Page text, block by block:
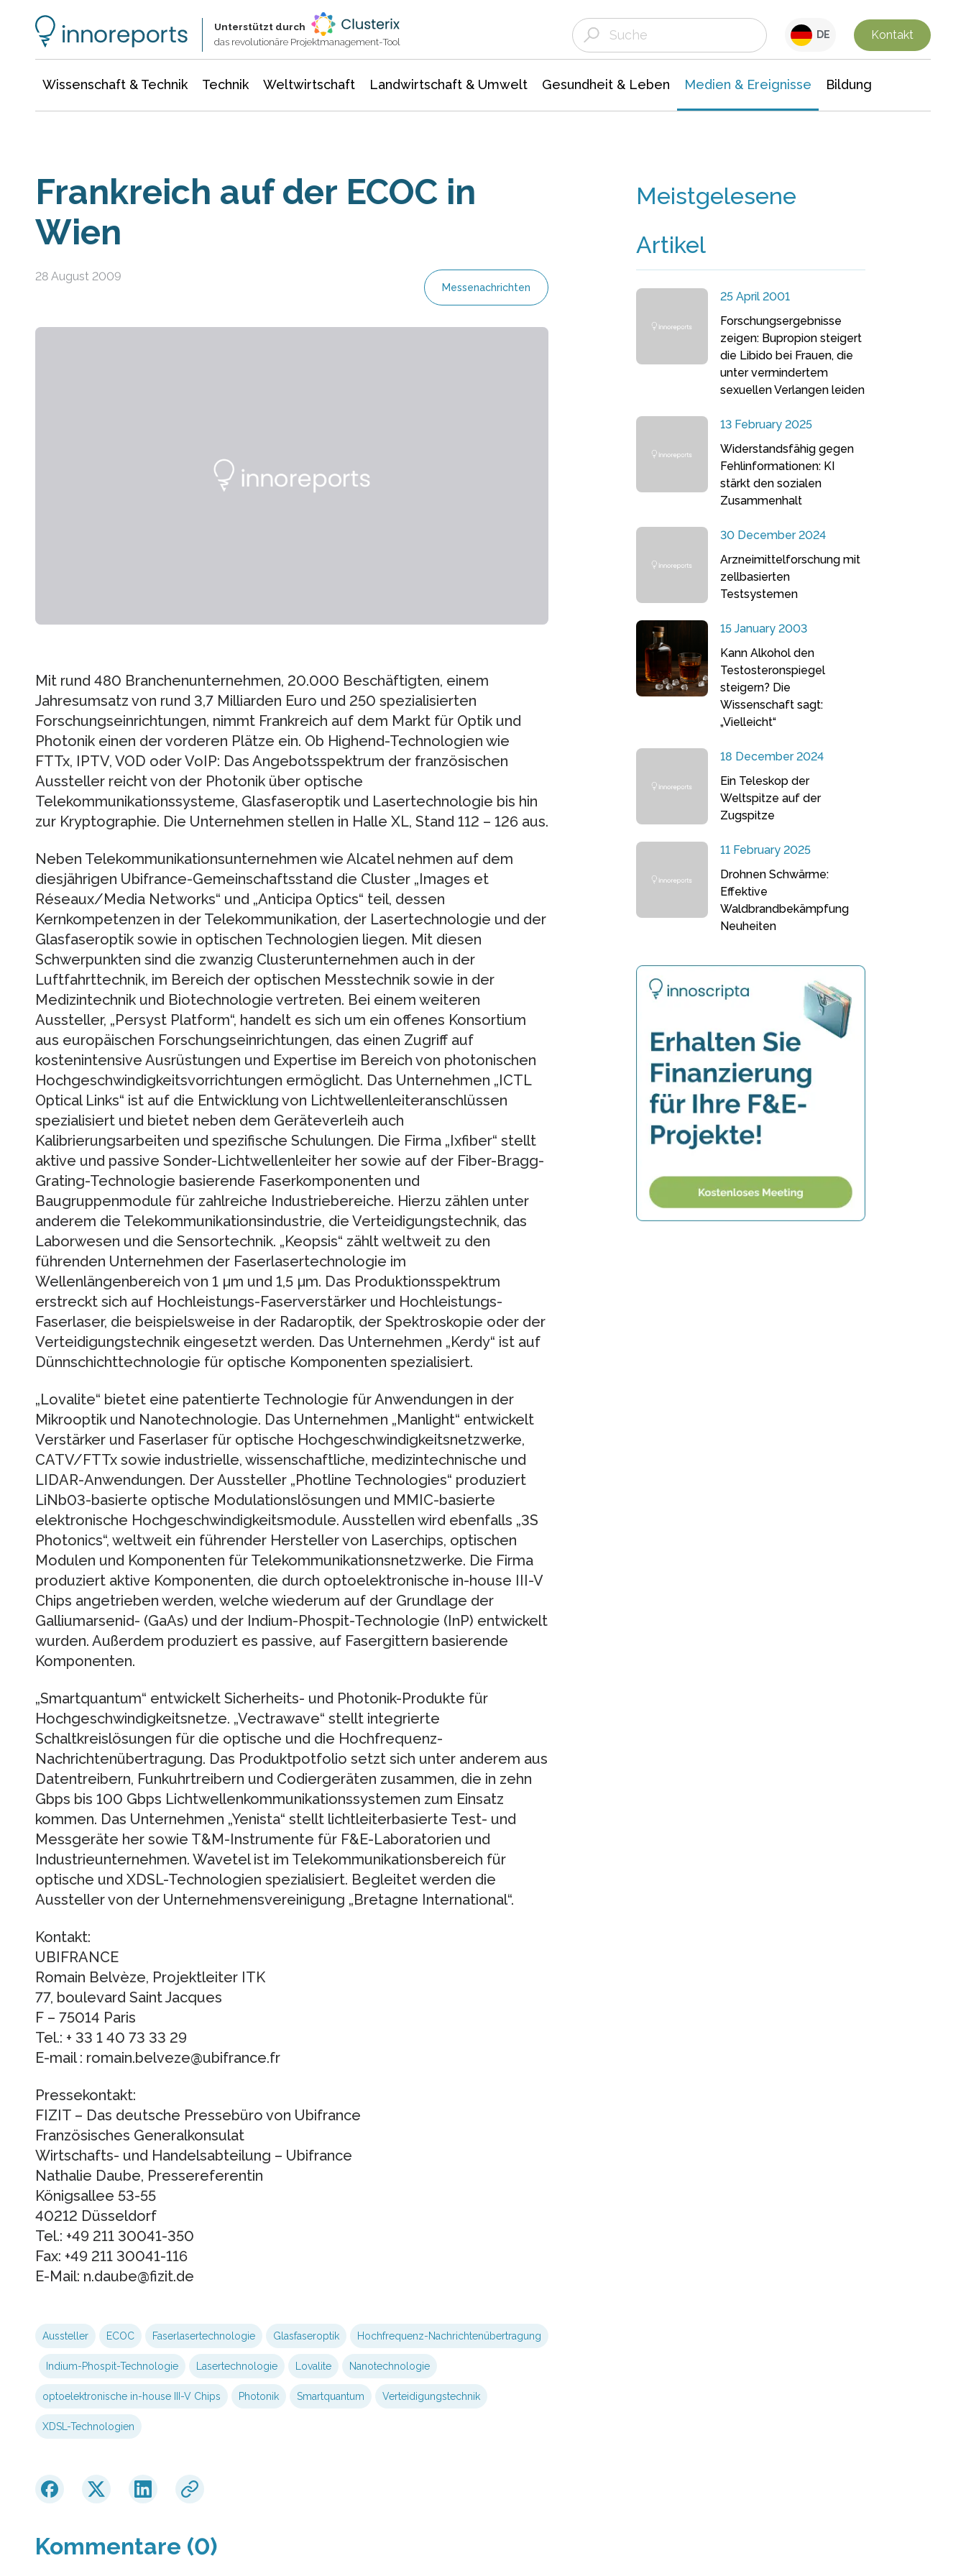
Unterstützt durch
das revolutionäre Projektmanagement-Tool
DE Kontakt
Wissenschaft & Technik Technik Weltwirtschaft Landwirtschaft & Umwelt Gesundheit & Leben Medien & Ereignisse Bildung
Frankreich auf der ECOC in
Wien
28 August 2009
Messenachrichten
Mit rund 480 Branchenunternehmen, 20.000 Beschäftigten, einem
Jahresumsatz von rund 3,7 Milliarden Euro und 250 spezialisierten
Forschungseinrichtungen, nimmt Frankreich auf dem Markt für Optik und
Photonik einen der vorderen Plätze ein. Ob Highend-Technologien wie
FTTx, IPTV, VOD oder VoIP: Das Angebotsspektrum der französischen
Aussteller reicht von der Photonik über optische
Telekommunikationssysteme, Glasfaseroptik und Lasertechnologie bis hin
zur Kryptographie. Die Unternehmen stellen in Halle XL, Stand 112 – 126 aus.
Neben Telekommunikationsunternehmen wie Alcatel nehmen auf dem
diesjährigen Ubifrance-Gemeinschaftsstand die Cluster „Images et
Réseaux/Media Networks“ und „Anticipa Optics“ teil, dessen
Kernkompetenzen in der Telekommunikation, der Lasertechnologie und der
Glasfaseroptik sowie in optischen Technologien liegen. Mit diesen
Schwerpunkten sind die zwanzig Clusterunternehmen auch in der
Luftfahrttechnik, im Bereich der optischen Messtechnik sowie in der
Medizintechnik und Biotechnologie vertreten. Bei einem weiteren
Aussteller, „Persyst Platform“, handelt es sich um ein offenes Konsortium
aus europäischen Forschungseinrichtungen, das einen Zugriff auf
kostenintensive Ausrüstungen und Expertise im Bereich von photonischen
Hochgeschwindigkeitsvorrichtungen ermöglicht. Das Unternehmen „ICTL
Optical Links“ ist auf die Entwicklung von Lichtwellenleiteranschlüssen
spezialisiert und bietet neben dem Geräteverleih auch
Kalibrierungsarbeiten und spezifische Schulungen. Die Firma „Ixfiber“ stellt
aktive und passive Sonder-Lichtwellenleiter her sowie auf der Fiber-Bragg-
Grating-Technologie basierende Faserkomponenten und
Baugruppenmodule für zahlreiche Industriebereiche. Hierzu zählen unter
anderem die Telekommunikationsindustrie, die Verteidigungstechnik, das
Laborwesen und die Sensortechnik. „Keopsis“ zählt weltweit zu den
führenden Unternehmen der Faserlasertechnologie im
Wellenlängenbereich von 1 µm und 1,5 µm. Das Produktionsspektrum
erstreckt sich auf Hochleistungs-Faserverstärker und Hochleistungs-
Faserlaser, die beispielsweise in der Radaroptik, der Spektroskopie oder der
Verteidigungstechnik eingesetzt werden. Das Unternehmen „Kerdy“ ist auf
Dünnschichttechnologie für optische Komponenten spezialisiert.
„Lovalite“ bietet eine patentierte Technologie für Anwendungen in der
Mikrooptik und Nanotechnologie. Das Unternehmen „Manlight“ entwickelt
Verstärker und Faserlaser für optische Hochgeschwindigkeitsnetzwerke,
CATV/FTTx sowie industrielle, wissenschaftliche, medizintechnische und
LIDAR-Anwendungen. Der Aussteller „Photline Technologies“ produziert
LiNb03-basierte optische Modulationslösungen und MMIC-basierte
elektronische Hochgeschwindigkeitsmodule. Ausstellen wird ebenfalls „3S
Photonics“, weltweit ein führender Hersteller von Laserchips, optischen
Modulen und Komponenten für Telekommunikationsnetzwerke. Die Firma
produziert aktive Komponenten, die durch optoelektronische in-house III-V
Chips angetrieben werden, welche wiederum auf der Grundlage der
Galliumarsenid- (GaAs) und der Indium-Phospit-Technologie (InP) entwickelt
wurden. Außerdem produziert es passive, auf Fasergittern basierende
Komponenten.
„Smartquantum“ entwickelt Sicherheits- und Photonik-Produkte für
Hochgeschwindigkeitsnetze. „Vectrawave“ stellt integrierte
Schaltkreislösungen für die optische und die Hochfrequenz-
Nachrichtenübertragung. Das Produktpotfolio setzt sich unter anderem aus
Datentreibern, Funkuhrtreibern und Codiergeräten zusammen, die in zehn
Gbps bis 100 Gbps Lichtwellenkommunikationssystemen zum Einsatz
kommen. Das Unternehmen „Yenista“ stellt lichtleiterbasierte Test- und
Messgeräte her sowie T&M-Instrumente für F&E-Laboratorien und
Industrieunternehmen. Wavetel ist im Telekommunikationsbereich für
optische und XDSL-Technologien spezialisiert. Begleitet werden die
Aussteller von der Unternehmensvereinigung „Bretagne International“.
Kontakt:
UBIFRANCE
Romain Belvèze, Projektleiter ITK
77, boulevard Saint Jacques
F – 75014 Paris
Tel.: + 33 1 40 73 33 29
E-mail : romain.belveze@ubifrance.fr
Pressekontakt:
FIZIT – Das deutsche Pressebüro von Ubifrance
Französisches Generalkonsulat
Wirtschafts- und Handelsabteilung – Ubifrance
Nathalie Daube, Pressereferentin
Königsallee 53-55
40212 Düsseldorf
Tel.: +49 211 30041-350
Fax: +49 211 30041-116
E-Mail: n.daube@fizit.de
Aussteller ECOC Faserlasertechnologie Glasfaseroptik Hochfrequenz-Nachrichtenübertragung
Indium-Phospit-Technologie Lasertechnologie Lovalite Nanotechnologie
optoelektronische in-house III-V Chips Photonik Smartquantum Verteidigungstechnik
XDSL-Technologien
Kommentare (0)
Meistgelesene
Artikel
25 April 2001
Forschungsergebnisse
zeigen: Bupropion steigert
die Libido bei Frauen, die
unter vermindertem
sexuellen Verlangen leiden
13 February 2025
Widerstandsfähig gegen
Fehlinformationen: KI
stärkt den sozialen
Zusammenhalt
30 December 2024
Arzneimittelforschung mit
zellbasierten
Testsystemen
15 January 2003
Kann Alkohol den
Testosteronspiegel
steigern? Die
Wissenschaft sagt:
„Vielleicht“
18 December 2024
Ein Teleskop der
Weltspitze auf der
Zugspitze
11 February 2025
Drohnen Schwärme:
Effektive
Waldbrandbekämpfung
Neuheiten